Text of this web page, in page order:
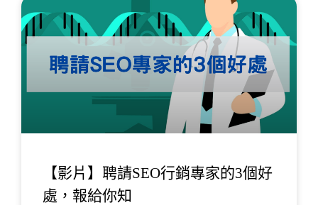
【影片】聘請SEO行銷專家的3個好
處，報給你知